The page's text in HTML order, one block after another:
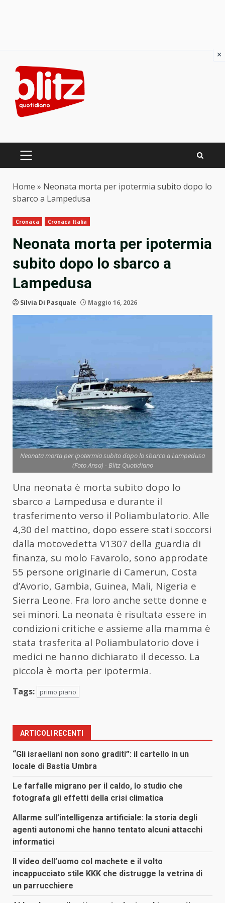
content
PRIMARY
Home » Neonata morta per ipotermia subito dopo lo
sbarco a Lampedusa
Cronaca Cronaca Italia
Neonata morta per ipotermia
subito dopo lo sbarco a
Lampedusa
Silvia Di Pasquale Maggio 16, 2026
Neonata morta per ipotermia subito dopo lo sbarco a Lampedusa
(Foto Ansa) - Blitz Quotidiano
Una neonata è morta subito dopo lo
sbarco a Lampedusa e durante il
trasferimento verso il Poliambulatorio. Alle
4,30 del mattino, dopo essere stati soccorsi
dalla motovedetta V1307 della guardia di
finanza, su molo Favarolo, sono approdate
55 persone originarie di Camerun, Costa
d’Avorio, Gambia, Guinea, Mali, Nigeria e
Sierra Leone. Fra loro anche sette donne e
sei minori. La neonata è risultata essere in
condizioni critiche e assieme alla mamma è
stata trasferita al Poliambulatorio dove i
medici ne hanno dichiarato il decesso. La
piccola è morta per ipotermia.
Tags: primo piano
ARTICOLI RECENTI
“Gli israeliani non sono graditi”: il cartello in un
locale di Bastia Umbra
Le farfalle migrano per il caldo, lo studio che
fotografa gli effetti della crisi climatica
Allarme sull’intelligenza artificiale: la storia degli
agenti autonomi che hanno tentato alcuni attacchi
informatici
Il video dell’uomo col machete e il volto
incappucciato stile KKK che distrugge la vetrina di
un parrucchiere
×